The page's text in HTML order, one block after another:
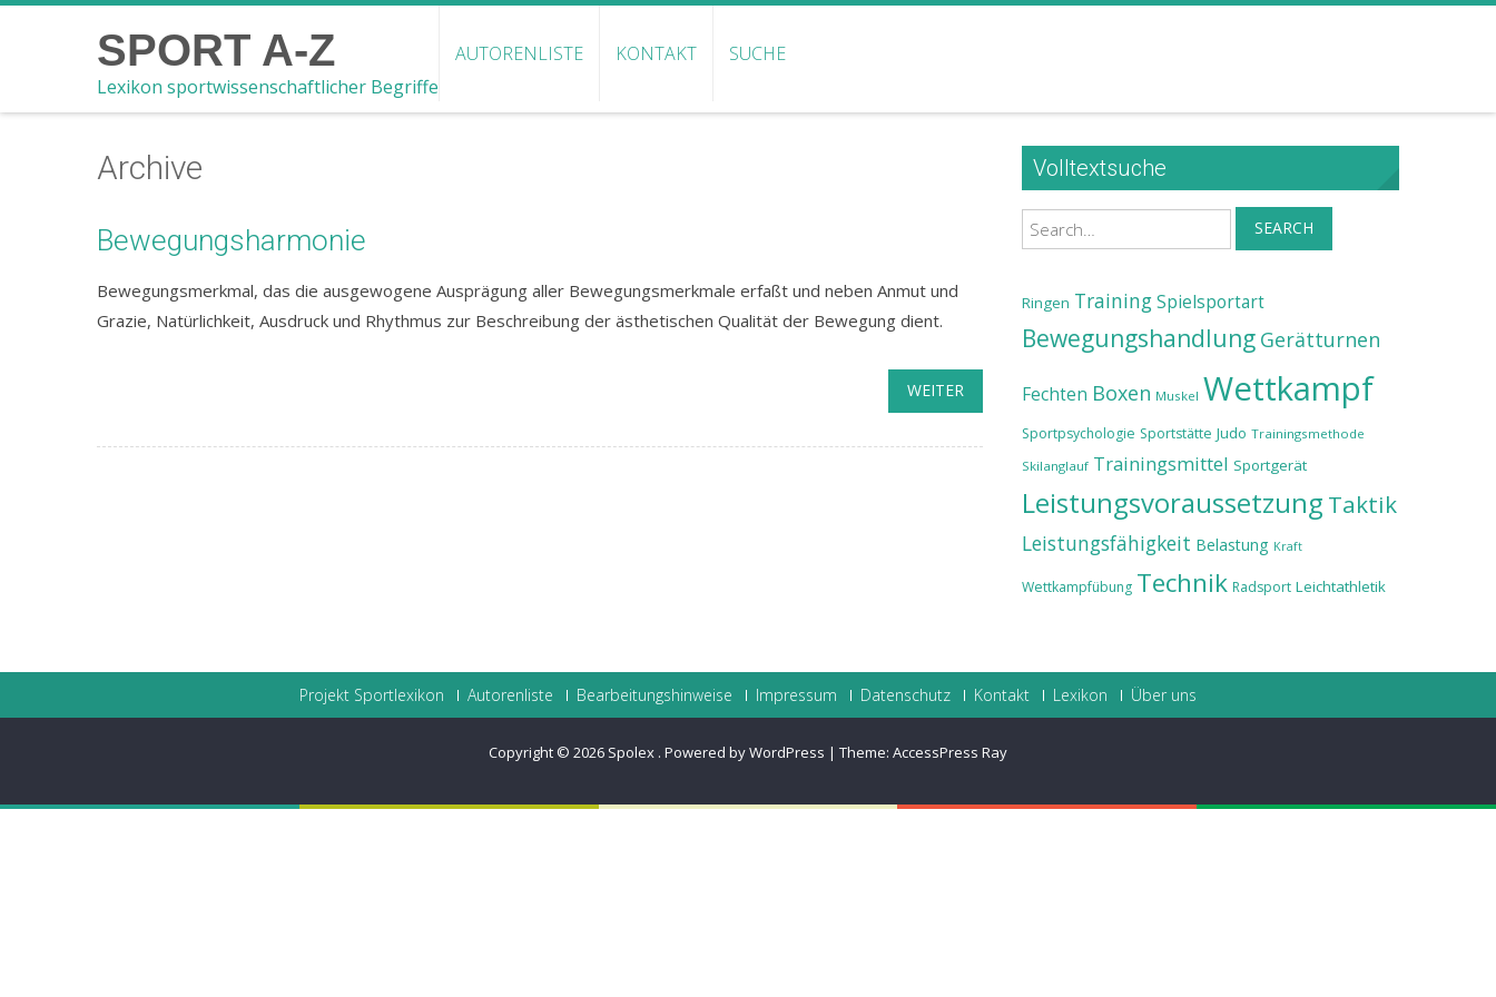
SPORT A-Z
Lexikon sportwissenschaftlicher Begriffe
AUTORENLISTE KONTAKT SUCHE
Archive
Bewegungsharmonie
Bewegungsmerkmal, das die ausgewogene Ausprägung aller Bewegungsmerkmale erfaßt und neben Anmut und
Grazie, Natürlichkeit, Ausdruck und Rhythmus zur Beschreibung der ästhetischen Qualität der Bewegung dient.
WEITER
Volltextsuche
Search SEARCH
Ringen Training Spielsportart
Bewegungshandlung Gerätturnen
Fechten Boxen Muskel Wettkampf
Sportpsychologie Sportstätte Judo Trainingsmethode
Skilanglauf Trainingsmittel Sportgerät
Leistungsvoraussetzung Taktik
Leistungsfähigkeit Belastung Kraft
Wettkampfübung Technik Radsport Leichtathletik
Projekt Sportlexikon Autorenliste Bearbeitungshinweise Impressum Datenschutz Kontakt Lexikon Über uns
Copyright © 2026 Spolex . Powered by WordPress | Theme: AccessPress Ray